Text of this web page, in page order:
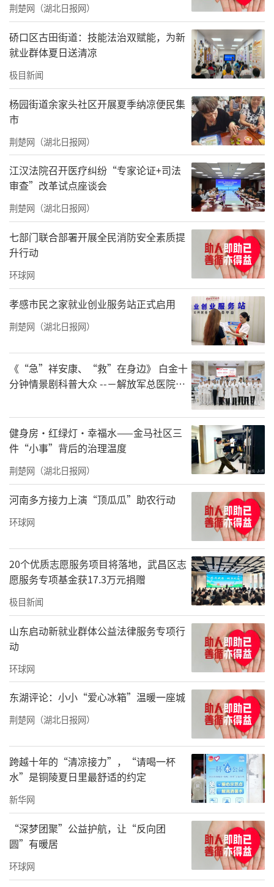
荆楚网（湖北日报网）
硚口区古田街道：技能法治双赋能，为新
就业群体夏日送清凉
极目新闻
杨园街道余家头社区开展夏季纳凉便民集
市
荆楚网（湖北日报网）
江汉法院召开医疗纠纷“专家论证+司法
审查”改革试点座谈会
荆楚网（湖北日报网）
七部门联合部署开展全民消防安全素质提
升行动
环球网
孝感市民之家就业创业服务站正式启用
荆楚网（湖北日报网）
《“急”祥安康、“救”在身边》 白金十
分钟情景剧科普大众 --－解放军总医院首
浸义诊活动
健身房·红绿灯·幸福水——金马社区三
件“小事”背后的治理温度
荆楚网（湖北日报网）
河南多方接力上演“顶瓜瓜”助农行动
环球网
20个优质志愿服务项目将落地，武昌区志
愿服务专项基金获17.3万元捐赠
极目新闻
山东启动新就业群体公益法律服务专项行
动
环球网
东湖评论：小小“爱心冰箱”温暖一座城
荆楚网（湖北日报网）
跨越十年的“清凉接力”，“请喝一杯
水”是铜陵夏日里最舒适的约定
新华网
“深梦团聚”公益护航，让“反向团
圆”有暖居
环球网